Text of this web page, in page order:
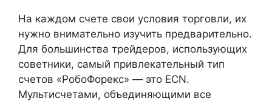
На каждом счете свои условия торговли, их
нужно внимательно изучить предварительно.
Для большинства трейдеров, использующих
советники, самый привлекательный тип
счетов «РобоФорекс» — это ECN.
Мультисчетами, объединяющими все